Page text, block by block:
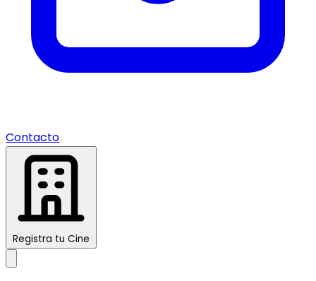
Contacto
Registra tu Cine